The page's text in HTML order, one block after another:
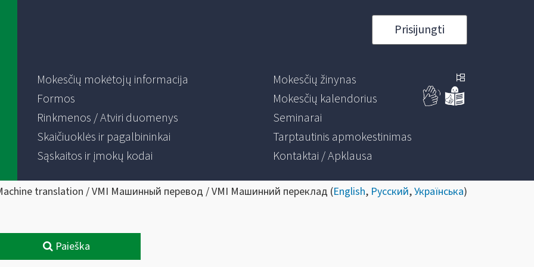
Prisijungti
Mokesčių mokėtojų informacija
Formos
Rinkmenos / Atviri duomenys
Skaičiuoklės ir pagalbininkai
Sąskaitos ir įmokų kodai
Mokesčių žinynas
Mokesčių kalendorius
Seminarai
Tarptautinis apmokestinimas
Kontaktai / Apklausa
translation / VMI Машинный перевод / VMI Машинний переклад (English, Русский,Українська)
Paieška